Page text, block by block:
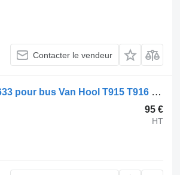
Contacter le vendeur
Revêtement Van Hool Obudowa Cover headlights 10934633 pour bus Van Hool T915 T916 T917 Arcon Alicron Altano
95 €
HT